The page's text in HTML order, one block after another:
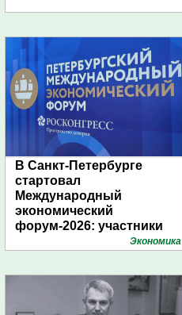
В Санкт-Петербурге
стартовал
Международный
экономический
форум-2026: участники
подготовили креативные
Экономика